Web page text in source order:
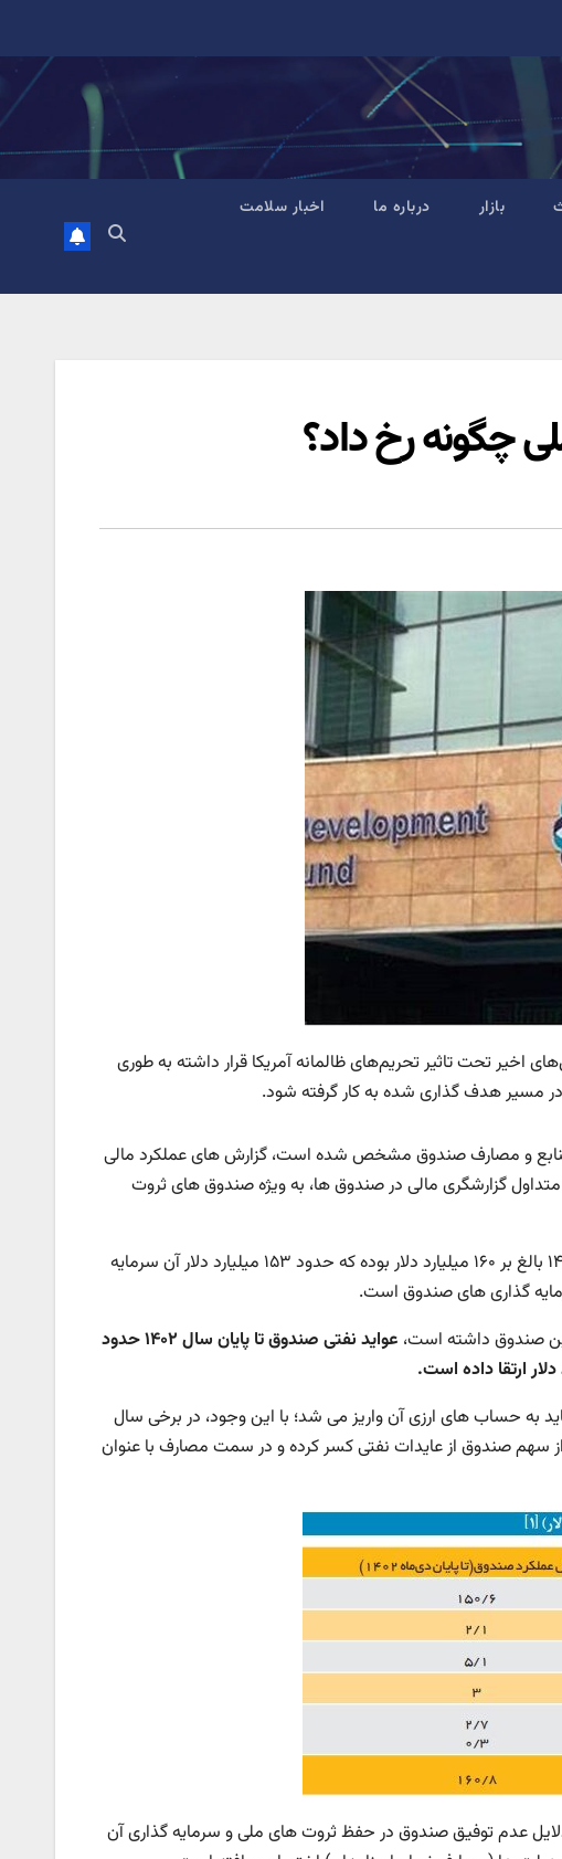
بازار درباره ما اخبار سلامت
چگونه رخ داد؟
تحت تاثیر تحریم‌های ظالمانه آمریکا قرار داشته به طوری
مسیر هدف گذاری شده به کار گرفته شود.
منابع و مصارف صندوق مشخص شده است، گزارش های عملکرد مالی
گزارشگری مالی در صندوق ها، به ویژه صندوق های ثروت
مجموع منابع صندوق توسعه ملی از ابتدای تأسیس تا پایان دی ماه ۱۴۰۲ بالغ بر ۱۶۰ میلیارد دلار بوده که حدود ۱۵۳ میلیارد دلار آن سرمایه
گذاری های صندوق است.
صندوق داشته است،
عواید نفتی صندوق تا پایان سال ۱۴۰۲ حدود
به حساب های ارزی آن واریز می شد؛ با این وجود، در برخی سال
سهم صندوق از عایدات نفتی کسر کرده و در سمت مصارف با عنوان
عدم توفیق صندوق در حفظ ثروت های ملی و سرمایه گذاری آن